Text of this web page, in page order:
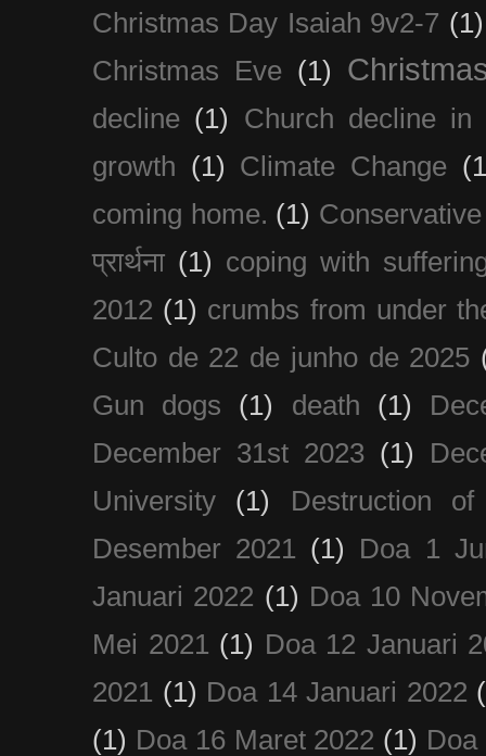
Christmas Day Isaiah 9v2-7 (1)
Christmas Eve (1)
decline (1)
Church decline
growth (1) Climate Change
coming home. (1)
प्रार्थना (1) coping with
2012 (1) crumbs from under
Culto de 22 de junho de 2025
Gun dogs
(1) death (1)
December 31st 2023 (1)
University
(1)
Destruction
Desember 2021 (1)
Doa 1
Januari 2022 (1) Doa 10
Mei 2021 (1) Doa 12 Januari
2021 (1) Doa 14 Januari 2022
(1) Doa 16 Maret 2022 (1) Doa